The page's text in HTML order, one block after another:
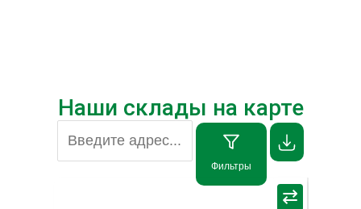
Наши склады на карте
Фильтры
×
⇄